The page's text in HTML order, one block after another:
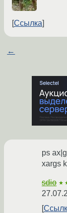
Ссылка
←
ps
xargs
sdio